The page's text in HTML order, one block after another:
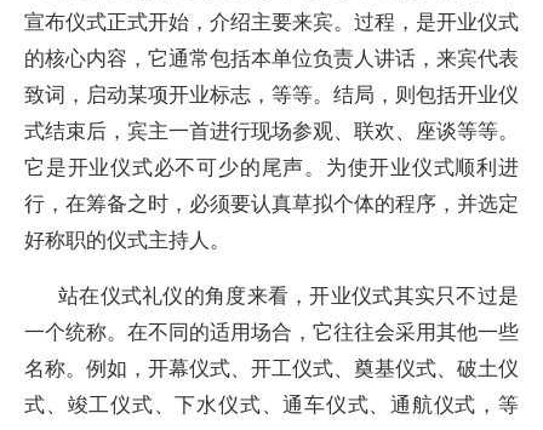
宣布仪式正式开始，介绍主要来宾。过程，是开业仪式
的核心内容，它通常包括本单位负责人讲话，来宾代表
致词，启动某项开业标志，等等。结局，则包括开业仪
式结束后，宾主一首进行现场参观、联欢、座谈等等。
它是开业仪式必不可少的尾声。为使开业仪式顺利进
行，在筹备之时，必须要认真草拟个体的程序，并选定
好称职的仪式主持人。
站在仪式礼仪的角度来看，开业仪式其实只不过是
一个统称。在不同的适用场合，它往往会采用其他一些
名称。例如，开幕仪式、开工仪式、奠基仪式、破土仪
式、竣工仪式、下水仪式、通车仪式、通航仪式，等